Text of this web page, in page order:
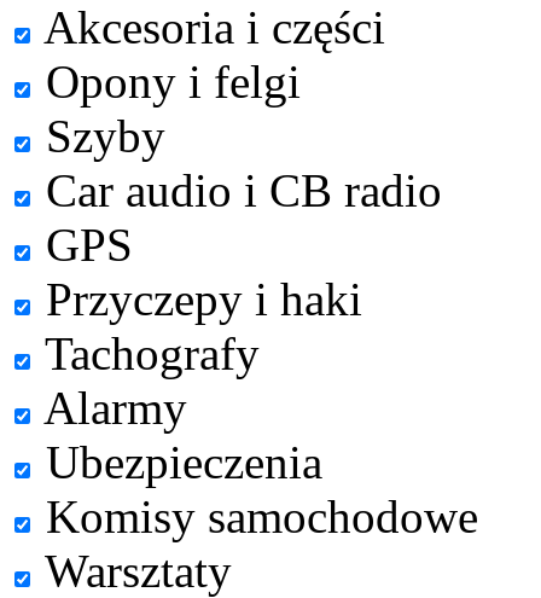
Akcesoria i części
Opony i felgi
Szyby
Car audio i CB radio
GPS
Przyczepy i haki
Tachografy
Alarmy
Ubezpieczenia
Komisy samochodowe
Warsztaty